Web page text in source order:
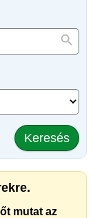
Keresés
mutat az